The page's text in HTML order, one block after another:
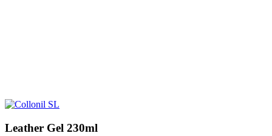
Leather Gel 230ml